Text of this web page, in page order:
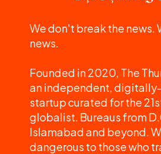
We don't break the news.
news.
Founded in 2020, The
an independent,
startup curated for the
globalist. Bureaus from
Islamabad and beyond.
dangerous to those who